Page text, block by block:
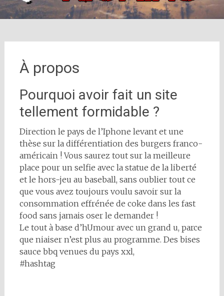
À propos
Pourquoi avoir fait un site
tellement formidable ?
Direction le pays de l’Iphone levant et une
thèse sur la différentiation des burgers franco-
américain ! Vous saurez tout sur la meilleure
place pour un selfie avec la statue de la liberté
et le hors-jeu au baseball, sans oublier tout ce
que vous avez toujours voulu savoir sur la
consommation effrénée de coke dans les fast
food sans jamais oser le demander !
Le tout à base d’hUmour avec un grand u, parce
que niaiser n’est plus au programme. Des bises
sauce bbq venues du pays xxl,
#hashtag